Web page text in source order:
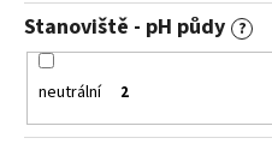
Stanoviště - pH půdy ?
neutrální 2